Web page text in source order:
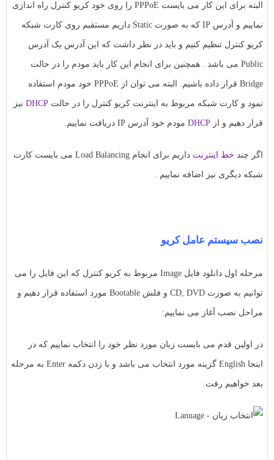
البته برای این کار می بایست PPPoE را روی خود کریو کنترل راه اندازی
نماییم و آدرس IP که به صورت Static داریم مستقیم روی کارت شبکه
کریو کنترل تنظیم کنیم و باید در نظر داشت که این آدرس یک آدرس
Public می باشد . همچنین برای انجام این کار باید مودم را در حالت
Bridge قرار داده باشیم. البته می توان از PPPoE خود مودم استفاده
نمود و کارت شبکه مربوط به اینترنت کریو کنترل را در حالتDHCPنیز
قرار دهیم و از DHCPمودم خود آدرس IP دریافت نماییم.
اگر چندخط اینترنت داریم برای انجام Load Balancing می بایست کارت
شبکه دیگری نیز اضافه نماییم .
نصب سیستم عامل کریو
مرحله اول دانلود فایل Image مربوط به کریو کنترل که این فایل را می
توانیم به صورت CD, DVD و فلش Bootable مورد استفاده قرار دهیم و
مراحل نصب آغاز می نماییم:
در اولین قدم می بایست زبان مورد نظر خود را انتخاب نماییم که در
اینجا English گزینه مورد انتخاب می باشد و با زدن دکمه Enter به مرحله
بعد خواهیم رفت.